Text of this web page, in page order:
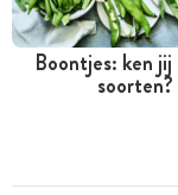
Boontjes: ken jij
soorten?